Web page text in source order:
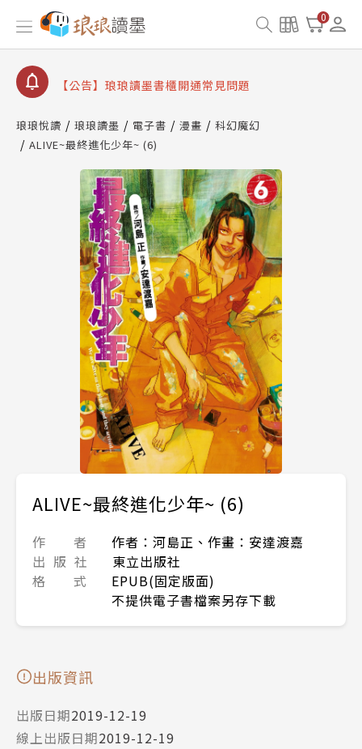
0
【公告】因 Readmoo 讀墨系統維護中，本站同步暫
停部分閱讀服務
【公告】琅琅讀墨數位閱讀資產合併與書櫃開通申請
【公告】琅琅讀墨書櫃開通常見問題
請圖文教學
【公告】琅琅書店服務升級重要說明及資產合併結果
查詢
【公告】因 Readmoo 讀墨系統維護中，本站同步暫
停部分閱讀服務
琅琅悅讀 琅琅讀墨 電子書 漫畫
科幻魔幻
ALIVE~最終進化少年~ (6)
ALIVE~最終進化少年~ (6)
作 者
作者：河島正、作畫：安達渡嘉
出 版 社
東立出版社
格 式
EPUB(固定版面)
不提供電子書檔案另存下載
出版資訊
出版日期2019-12-19
線上出版日期2019-12-19